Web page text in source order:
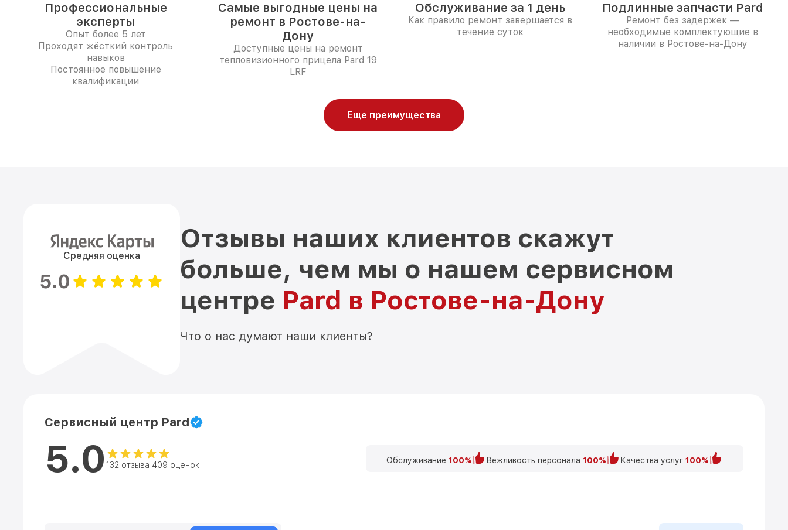
Профессиональные
эксперты
Опыт более 5 лет
Проходят жёсткий контроль
навыков
Постоянное повышение
квалификации
Самые выгодные цены на
ремонт в Ростове-на-
Дону
Доступные цены на ремонт
тепловизионного прицела Pard 19
LRF
Обслуживание за 1 день
Как правило ремонт завершается в
течение суток
Подлинные запчасти Pard
Ремонт без задержек —
необходимые комплектующие в
наличии в Ростове-на-Дону
Еще преимущества
Средняя оценка
5.0
Отзывы наших клиентов скажут
больше, чем мы о нашем сервисном
центре Pard в Ростове-на-Дону
Что о нас думают наши клиенты?
Сервисный центр Pard
5.0 132 отзыва 409 оценок Обслуживание 100% Вежливость персонала 100% Качества услуг 100%